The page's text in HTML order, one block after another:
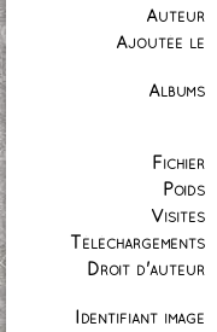
Auteur
Ajoutée le
Albums
Fichier
Poids
Visites
Téléchargements
Droit d'auteur
Identifiant image